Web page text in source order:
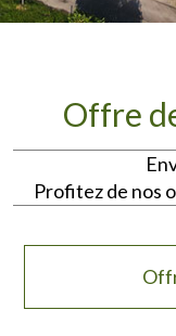
Offre
Profitez de nos